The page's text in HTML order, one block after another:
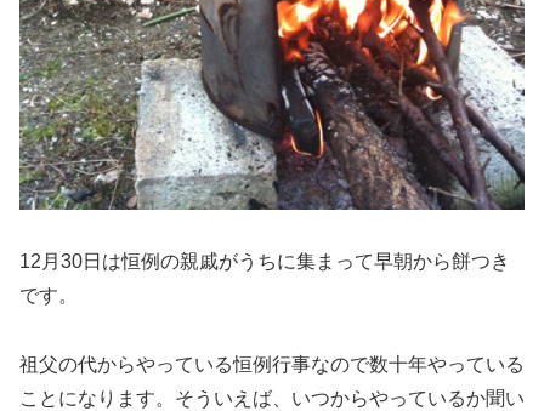
12月30日は恒例の親戚がうちに集まって早朝から餅つき
です。
祖父の代からやっている恒例行事なので数十年やっている
ことになります。そういえば、いつからやっているか聞い